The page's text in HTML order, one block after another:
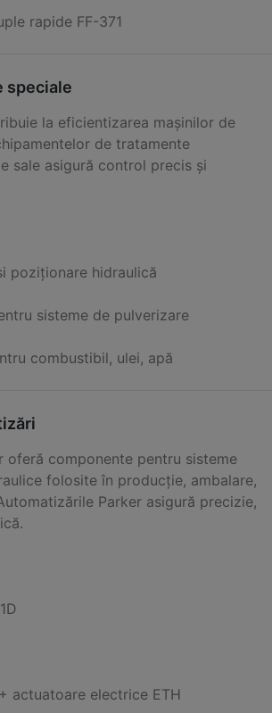
rapide FF-371
speciale
la eficientizarea mașinilor de
de tratamente
sale asigură control precis și
poziționare hidraulică
sisteme de pulverizare
combustibil, ulei, apă
oferă componente pentru sisteme
folosite în producție, ambalare,
Parker asigură precizie,
actuatoare electrice ETH